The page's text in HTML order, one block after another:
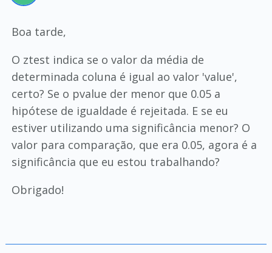
Boa tarde,
O ztest indica se o valor da média de
determinada coluna é igual ao valor 'value',
certo? Se o pvalue der menor que 0.05 a
hipótese de igualdade é rejeitada. E se eu
estiver utilizando uma significância menor? O
valor para comparação, que era 0.05, agora é a
significância que eu estou trabalhando?
Obrigado!